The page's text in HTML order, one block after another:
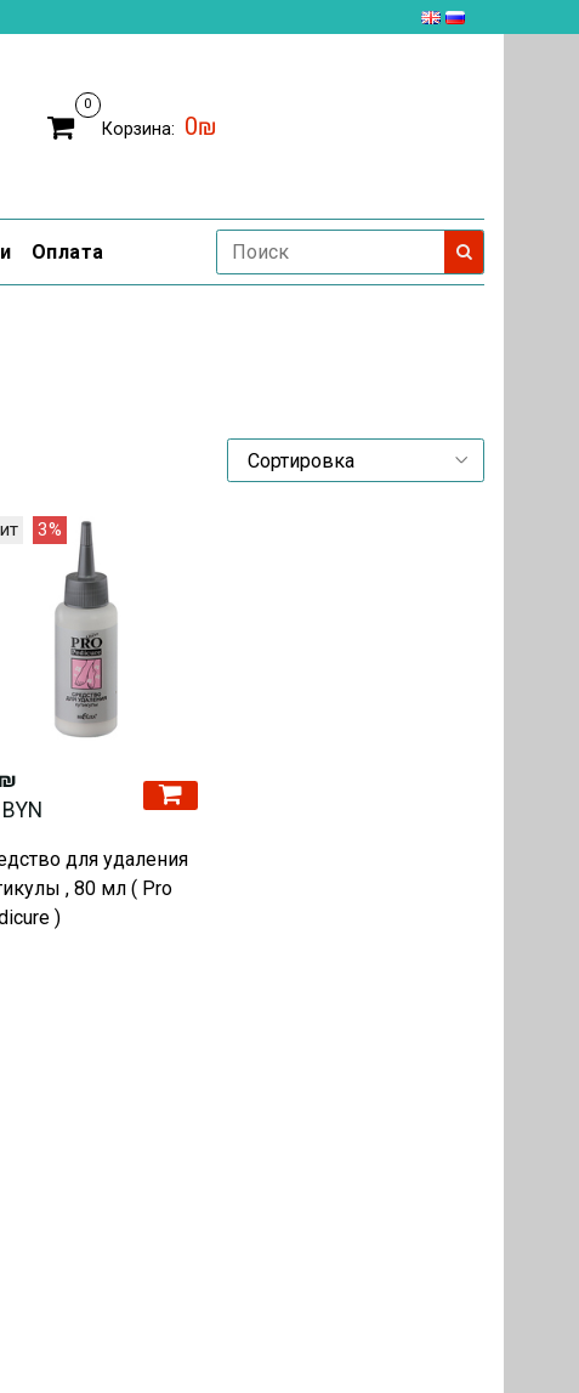
0
Корзина: 0₪
Оплата
3%
для удаления
, 80 мл ( Pro
)